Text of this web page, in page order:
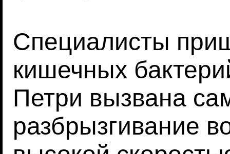
Специалисты
кишечных
Петри вызвана
разбрызгивание